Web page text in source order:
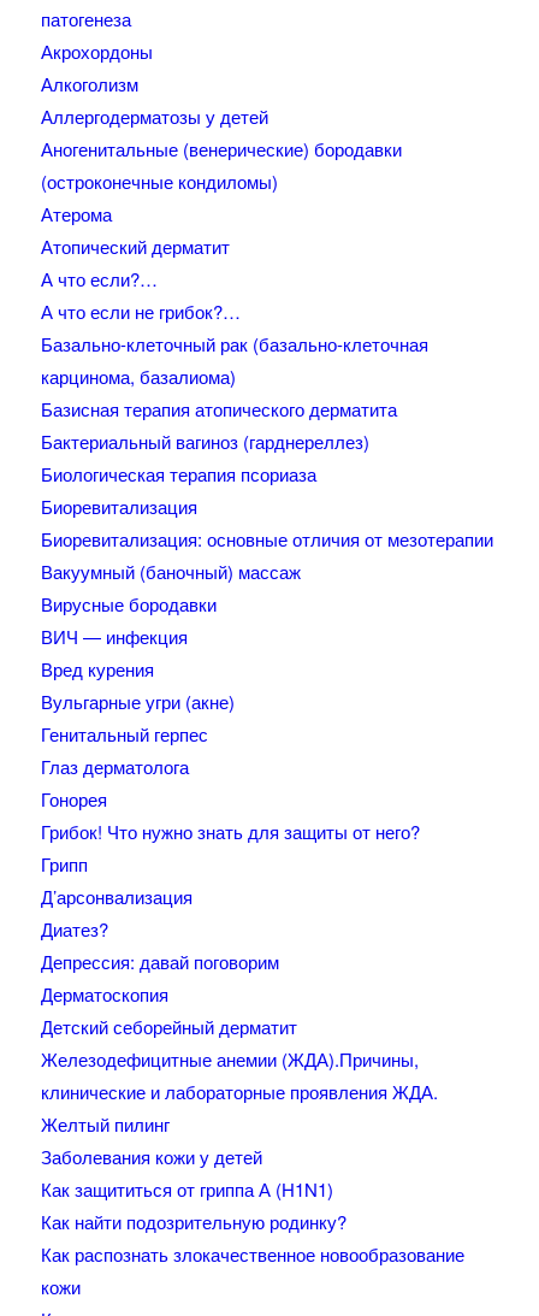
патогенеза
Акрохордоны
Алкоголизм
Аллергодерматозы у детей
Аногенитальные (венерические) бородавки
(остроконечные кондиломы)
Атерома
Атопический дерматит
А что если?…
А что если не грибок?…
Базально-клеточный рак (базально-клеточная
карцинома, базалиома)
Базисная терапия атопического дерматита
Бактериальный вагиноз (гарднереллез)
Биологическая терапия псориаза
Биоревитализация
Биоревитализация: основные отличия от мезотерапии
Вакуумный (баночный) массаж
Вирусные бородавки
ВИЧ — инфекция
Вред курения
Вульгарные угри (акне)
Генитальный герпес
Глаз дерматолога
Гонорея
Грибок! Что нужно знать для защиты от него?
Грипп
Д’арсонвализация
Диатез?
Депрессия: давай поговорим
Дерматоскопия
Детский себорейный дерматит
Железодефицитные анемии (ЖДА).Причины,
клинические и лабораторные проявления ЖДА.
Желтый пилинг
Заболевания кожи у детей
Как защититься от гриппа А (H1N1)
Как найти подозрительную родинку?
Как распознать злокачественное новообразование
кожи